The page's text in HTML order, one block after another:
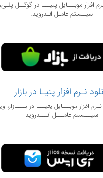
افزار موبـــایل پتیـــا در گوگــل
سیــستم عامـل انـدروید.
نـرم‌ افزار پتیـا در بازار
افزار موبـــایل پتیـــا در بــــازار،
سیـــستم عامـــل انـــدروید